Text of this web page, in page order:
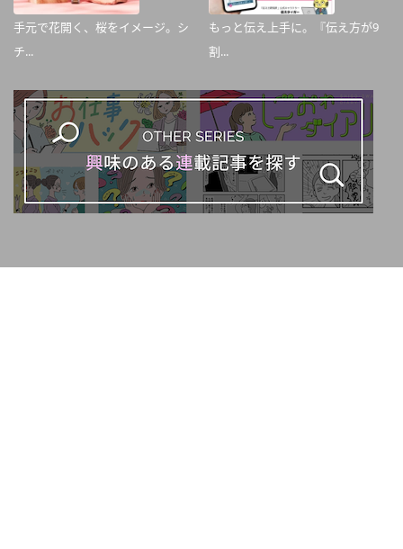
手元で花開く、桜をイメージ。シ
チ...
もっと伝え上手に。『伝え方が9
割...